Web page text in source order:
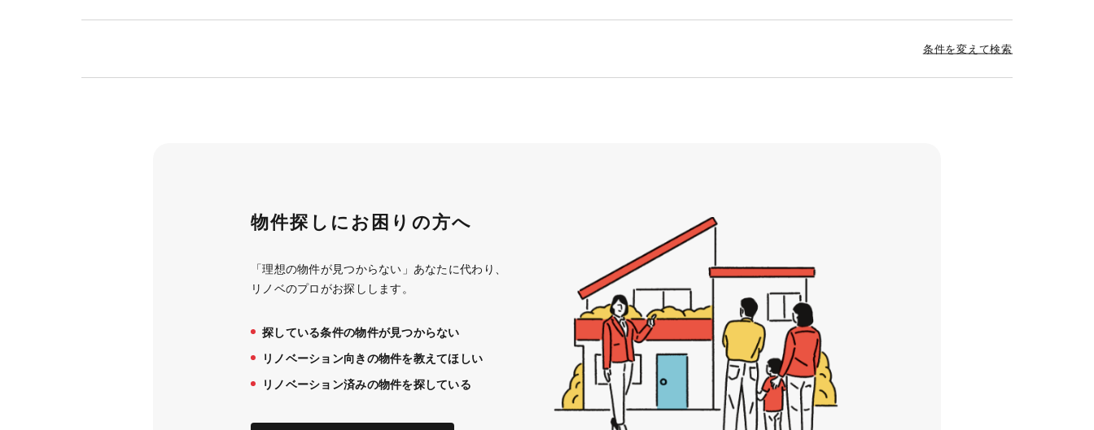
条件を変えて検索
物件探しにお困りの方へ
「理想の物件が見つからない」あなたに代わり、
リノベのプロがお探しします。
探している条件の物件が見つからない
リノベーション向きの物件を教えてほしい
リノベーション済みの物件を探している